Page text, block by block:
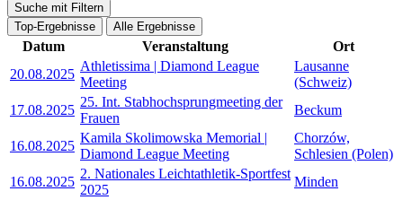
Suche mit Filtern
Top-Ergebnisse
Alle Ergebnisse
Datum Veranstaltung
Ort
20.08.2025
Athletissima | Diamond League
Meeting
Lausanne
(Schweiz)
17.08.2025
25. Int. Stabhochsprungmeeting der
Frauen
Beckum
16.08.2025
Kamila Skolimowska Memorial |
Diamond League Meeting
Chorzów,
Schlesien (Polen)
16.08.2025
2. Nationales Leichtathletik-Sportfest
2025
Minden